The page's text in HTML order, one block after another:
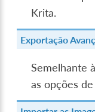
Krita.
Exportação
Semelhante
as opções